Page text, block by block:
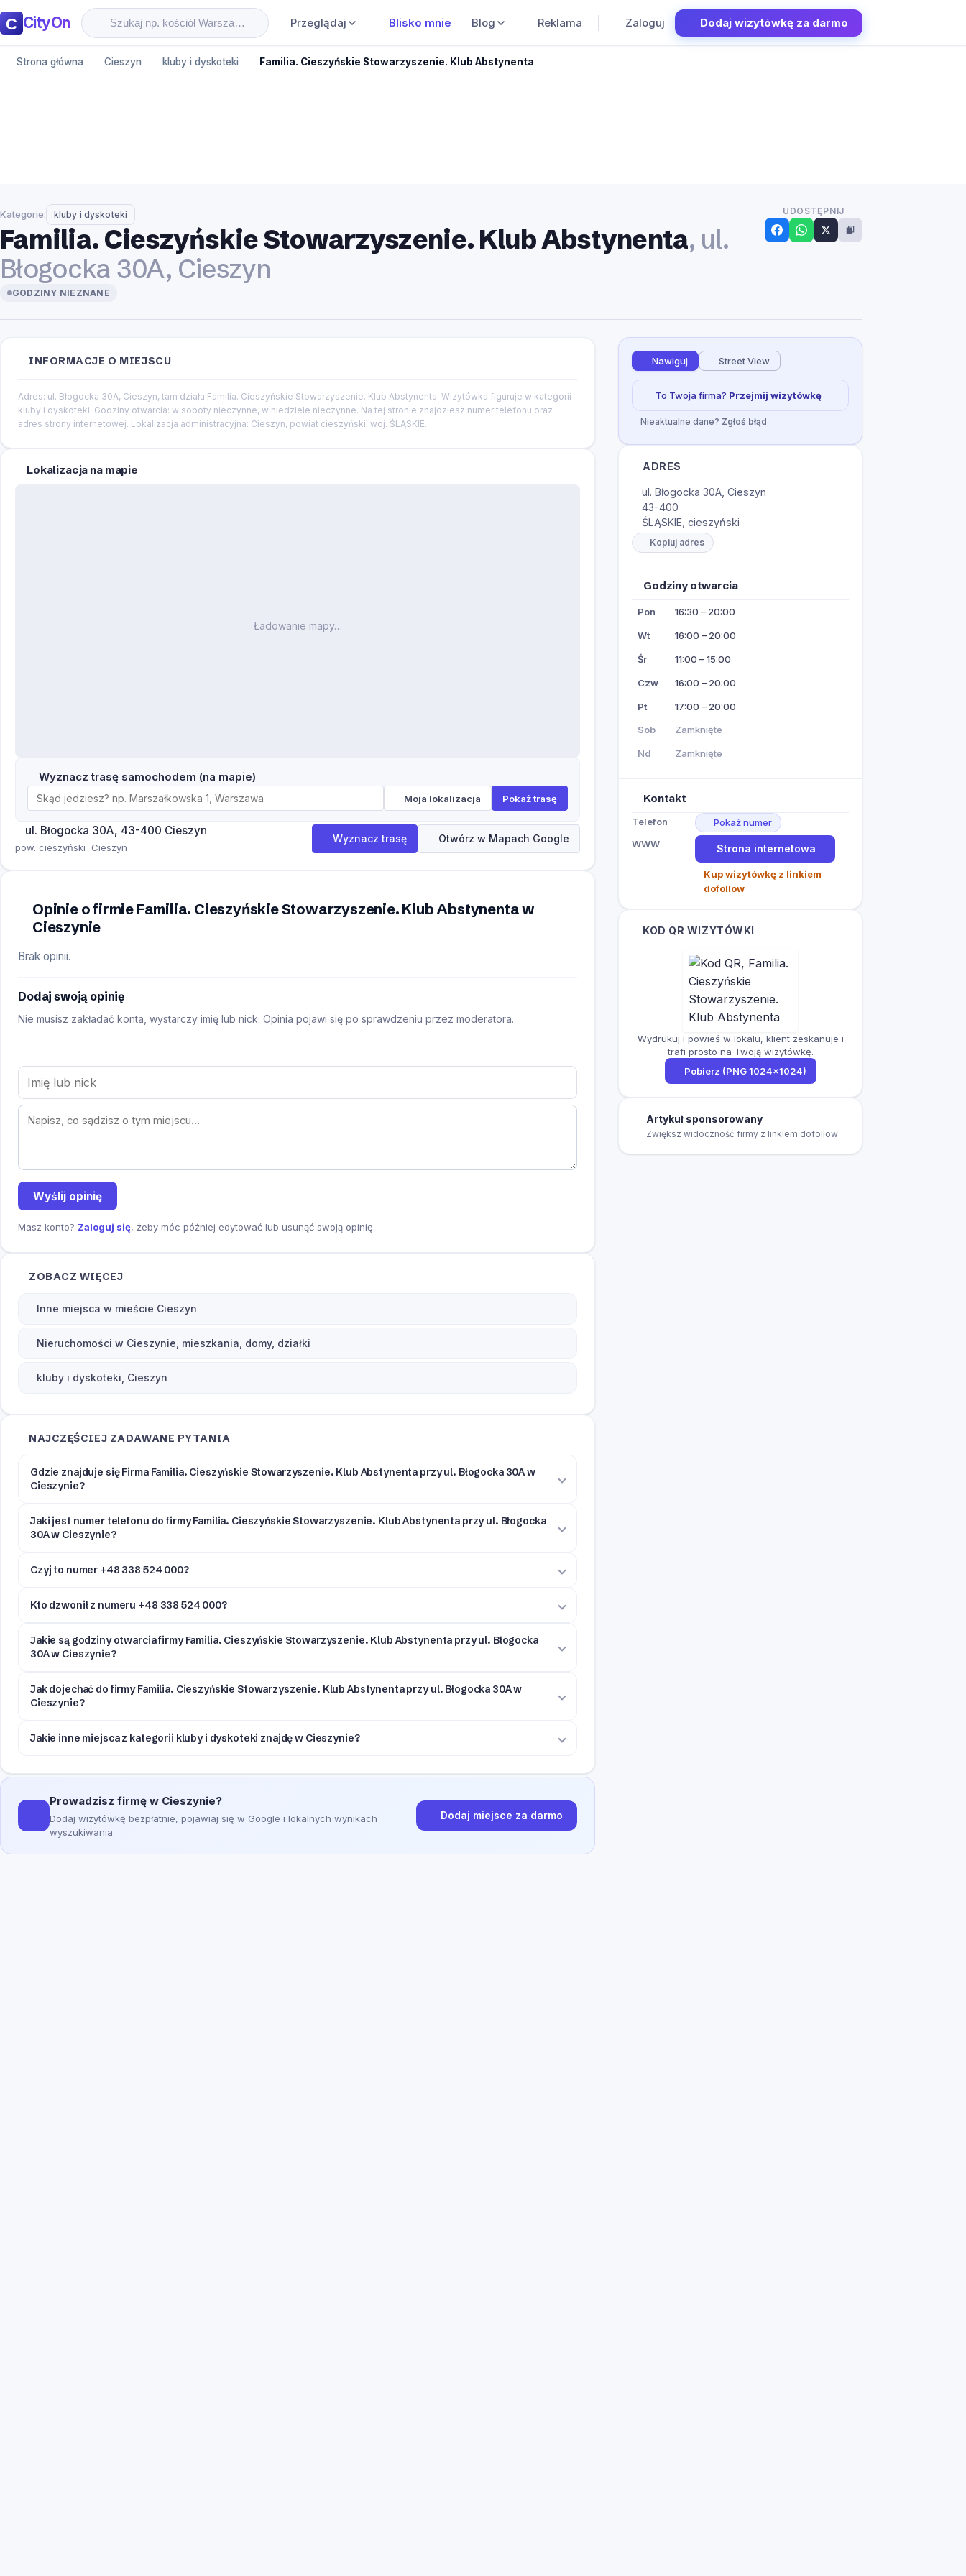
CityOn Przeglądaj Blisko mnie Blog Reklama Zaloguj Dodaj wizytówkę za darmo
Strona główna Cieszyn kluby i dyskoteki Familia. Cieszyńskie Stowarzyszenie. Klub Abstynenta
Kategorie: kluby i dyskoteki
Familia. Cieszyńskie Stowarzyszenie. Klub Abstynenta, ul.
Błogocka 30A, Cieszyn
GODZINY NIEZNANE
UDOSTĘPNIJ
Nawiguj Street View
To Twoja firma? Przejmij wizytówkę
Nieaktualne dane? Zgłoś błąd
ADRES
ul. Błogocka 30A, Cieszyn
43-400
ŚLĄSKIE, cieszyński
Kopiuj adres
Godziny otwarcia
Pon 16:30 – 20:00
Wt 16:00 – 20:00
Śr 11:00 – 15:00
Czw 16:00 – 20:00
Pt 17:00 – 20:00
Sob Zamknięte
Nd Zamknięte
Kontakt
Telefon
Pokaż numer
WWW
Strona internetowa
Kup wizytówkę z linkiem
dofollow
KOD QR WIZYTÓWKI
Wydrukuj i powieś w lokalu, klient zeskanuje i
trafi prosto na Twoją wizytówkę.
Pobierz (PNG 1024×1024)
Artykuł sponsorowany
Zwiększ widoczność firmy z linkiem dofollow
INFORMACJE O MIEJSCU
Adres: ul. Błogocka 30A, Cieszyn, tam działa Familia. Cieszyńskie Stowarzyszenie. Klub Abstynenta. Wizytówka figuruje w kategorii
kluby i dyskoteki. Godziny otwarcia: w soboty nieczynne, w niedziele nieczynne. Na tej stronie znajdziesz numer telefonu oraz
adres strony internetowej. Lokalizacja administracyjna: Cieszyn, powiat cieszyński, woj. ŚLĄSKIE.
Lokalizacja na mapie
Ładowanie mapy…
Wyznacz trasę samochodem (na mapie)
Moja lokalizacja Pokaż trasę
ul. Błogocka 30A, 43-400 Cieszyn
pow. cieszyński Cieszyn
Wyznacz trasę Otwórz w Mapach Google
Opinie o firmie Familia. Cieszyńskie Stowarzyszenie. Klub Abstynenta w
Cieszynie
Brak opinii.
Dodaj swoją opinię
Nie musisz zakładać konta, wystarczy imię lub nick. Opinia pojawi się po sprawdzeniu przez moderatora.
Wyślij opinię
Masz konto? Zaloguj się, żeby móc później edytować lub usunąć swoją opinię.
ZOBACZ WIĘCEJ
Inne miejsca w mieście Cieszyn
Nieruchomości w Cieszynie, mieszkania, domy, działki
kluby i dyskoteki, Cieszyn
NAJCZĘŚCIEJ ZADAWANE PYTANIA
Gdzie znajduje się Firma Familia. Cieszyńskie Stowarzyszenie. Klub Abstynenta przy ul. Błogocka 30A w
Cieszynie?
Jaki jest numer telefonu do firmy Familia. Cieszyńskie Stowarzyszenie. Klub Abstynenta przy ul. Błogocka
30A w Cieszynie?
Czyj to numer +48 338 524 000?
Kto dzwonił z numeru +48 338 524 000?
Jakie są godziny otwarcia firmy Familia. Cieszyńskie Stowarzyszenie. Klub Abstynenta przy ul. Błogocka
30A w Cieszynie?
Jak dojechać do firmy Familia. Cieszyńskie Stowarzyszenie. Klub Abstynenta przy ul. Błogocka 30A w
Cieszynie?
Jakie inne miejsca z kategorii kluby i dyskoteki znajdę w Cieszynie?
Prowadzisz firmę w Cieszynie?
Dodaj wizytówkę bezpłatnie, pojawiaj się w Google i lokalnych wynikach
wyszukiwania.
Dodaj miejsce za darmo